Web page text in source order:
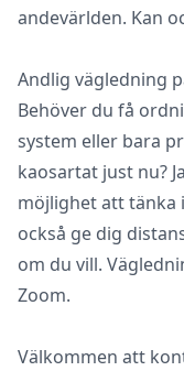
andevärlden. Kan
Andlig vägledning
Behöver du få
system eller bara
kaosartat just nu?
möjlighet att tänka
också ge dig
om du vill.
Zoom.
Välkommen att